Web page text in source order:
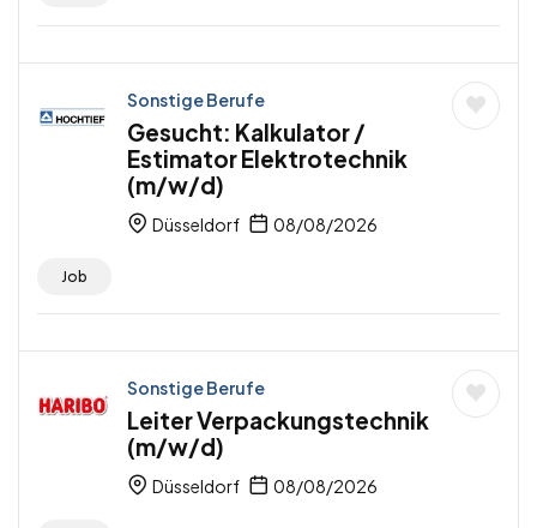
Sonstige Berufe
Gesucht: Kalkulator /
Estimator Elektrotechnik
(m/w/d)
Düsseldorf 08/08/2026
Job
Sonstige Berufe
Leiter Verpackungstechnik
(m/w/d)
Düsseldorf 08/08/2026